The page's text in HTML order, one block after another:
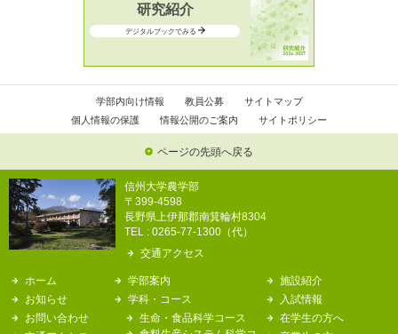
研究紹介
デジタルブックでみる
学部内向け情報 教員公募
サイトマップ
個人情報の保護
情報公開のご案内 サイトポリシー
ページの先頭へ戻る
信州大学農学部
〒399-4598
長野県上伊那郡南箕輪村8304
TEL : 0265-77-1300（代）
交通アクセス
ホーム
お知らせ
お問い合わせ
学部案内
学科・コース
生命・食品科学コース
施設紹介
入試情報
在学生の方へ